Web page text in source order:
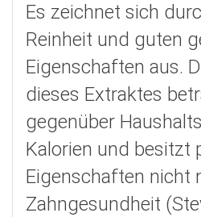
Es zeichnet sich
Reinheit und guten
Eigenschaften aus.
dieses Extraktes
gegenüber
Kalorien und besitzt
Eigenschaften nicht
Zahngesundheit